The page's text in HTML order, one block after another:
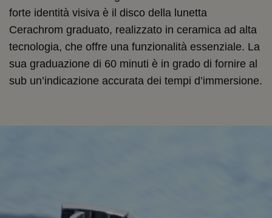
forte identità visiva è il disco della lunetta
Cerachrom graduato, realizzato in ceramica ad alta
tecnologia, che offre una funzionalità essenziale. La
sua graduazione di 60 minuti è in grado di fornire al
sub un’indicazione accurata dei tempi d’immersione.